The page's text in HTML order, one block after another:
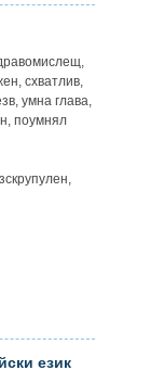
схватлив,
умна глава,
поумнял
език